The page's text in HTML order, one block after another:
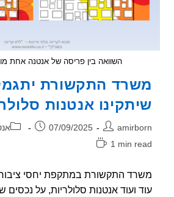
השוואה בין פריסה של אנטנה אחת מול ריבוי
התקשורת יתגמל
אנטנות סלולריות
פורסם:
07/09/2025 קטגוריה:
אנטנות
1 min
התקשורת במתקפת יחסי ציבור בעת
ועוד אנטנות סלולריות, על נכסים של